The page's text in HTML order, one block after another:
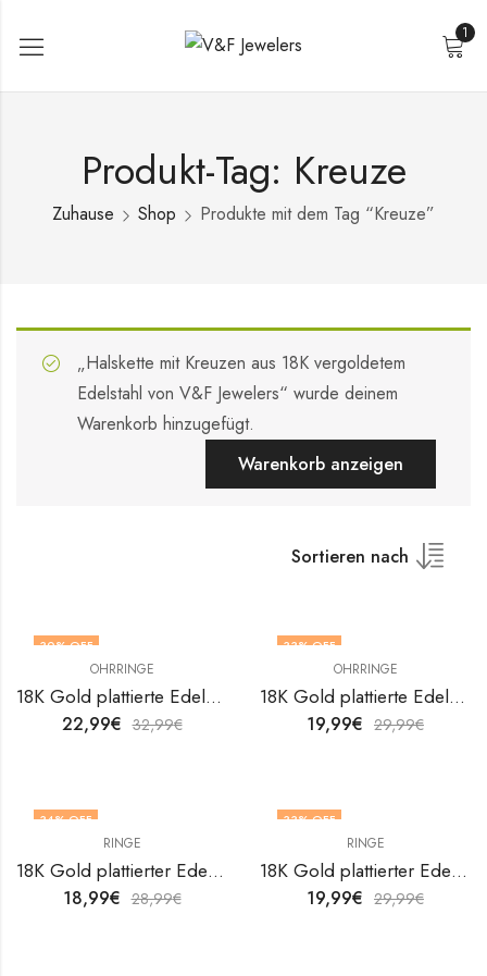
1
Produkt-Tag: Kreuze
Zuhause Shop Produkte mit dem Tag “Kreuze”
„Halskette mit Kreuzen aus 18K vergoldetem
Edelstahl von V&F Jewelers“ wurde deinem
Warenkorb hinzugefügt.
Warenkorb anzeigen
Sortieren nach
30% OFF
OHRRINGE
18K Gold plattierte Edelstahl Kreuze Ohrringe von V&F Jewelers
22,99€ 32,99€
33% OFF
OHRRINGE
18K Gold plattierte Edelstahl Kreuze Ohrringe von V&F Jewelers
19,99€ 29,99€
34% OFF
RINGE
18K Gold plattierter Edelstahl Kreuze Fingerring von V&F Jewelers
18,99€ 28,99€
33% OFF
RINGE
18K Gold plattierter Edelstahl Kreuze Fingerring von V&F Jewelers
19,99€ 29,99€